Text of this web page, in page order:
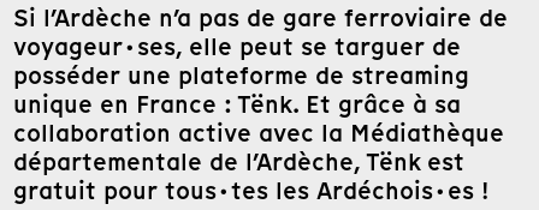
Si l’Ardèche n’a pas de gare ferroviaire de
voyageur·ses, elle peut se targuer de
posséder une plateforme de streaming
unique en France : Tënk. Et grâce à sa
collaboration active avec la Médiathèque
départementale de l’Ardèche, Tënk est
gratuit pour tous·tes les Ardéchois·es !